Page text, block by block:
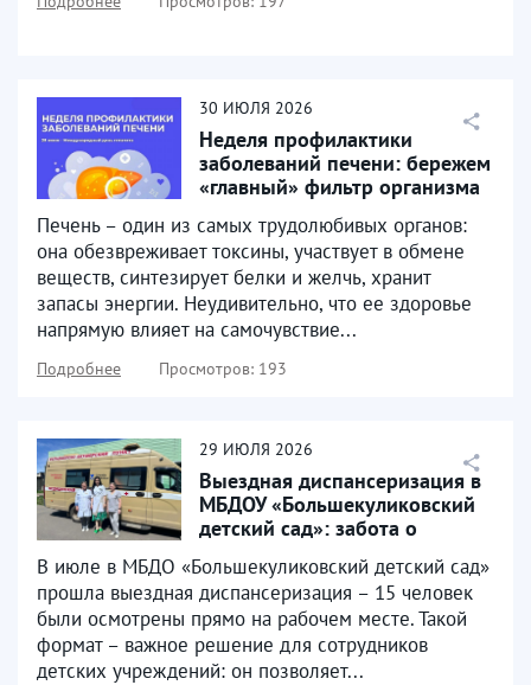
30 ИЮЛЯ 2026
Неделя профилактики
заболеваний печени: бережем
«главный» фильтр организма
Печень – один из самых трудолюбивых органов:
она обезвреживает токсины, участвует в обмене
веществ, синтезирует белки и желчь, хранит
запасы энергии. Неудивительно, что ее здоровье
напрямую влияет на самочувствие...
Подробнее Просмотров: 193
29 ИЮЛЯ 2026
Выездная диспансеризация в
МБДОУ «Большекуликовский
детский сад»: забота о
В июле в МБДО «Большекуликовский детский сад»
прошла выездная диспансеризация – 15 человек
были осмотрены прямо на рабочем месте. Такой
формат – важное решение для сотрудников
детских учреждений: он позволяет...